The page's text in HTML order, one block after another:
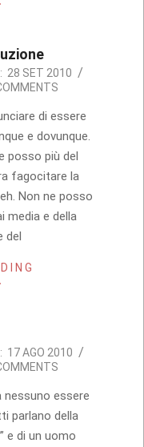
28 SET 2010
di essere
e dovunque.
posso più del
fagocitare la
Non ne posso
media e della
del
17 AGO 2010
essere
parlano della
e di un uomo